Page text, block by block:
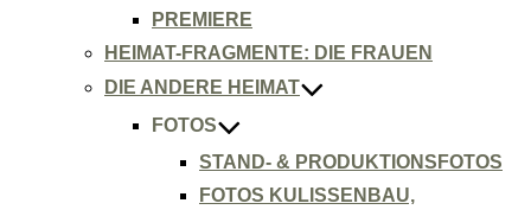
PREMIERE
HEIMAT-FRAGMENTE: DIE FRAUEN
DIE ANDERE HEIMAT
FOTOS
STAND- & PRODUKTIONSFOTOS
FOTOS KULISSENBAU,